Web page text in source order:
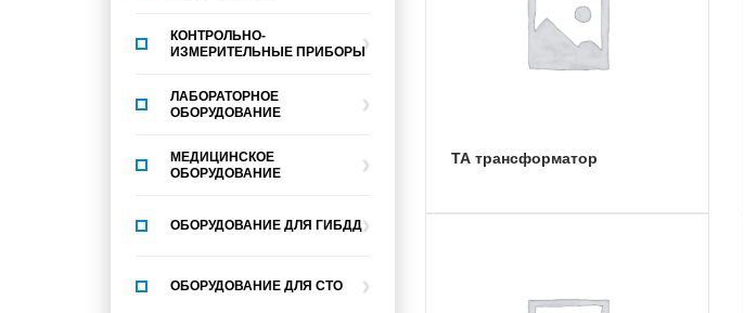
КОНТРОЛЬНО-
ИЗМЕРИТЕЛЬНЫЕ ПРИБОРЫ
ЛАБОРАТОРНОЕ
ОБОРУДОВАНИЕ
МЕДИЦИНСКОЕ
ОБОРУДОВАНИЕ
ОБОРУДОВАНИЕ ДЛЯ ГИБДД
ОБОРУДОВАНИЕ ДЛЯ СТО
ТА трансформатор